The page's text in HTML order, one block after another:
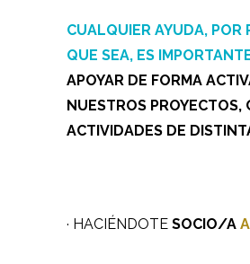
CUALQUIER AYUDA, POR
QUE SEA, ES
APOYAR DE FORMA
NUESTROS PROYECTOS,
ACTIVIDADES DE
· HACIÉNDOTE SOCIO/A